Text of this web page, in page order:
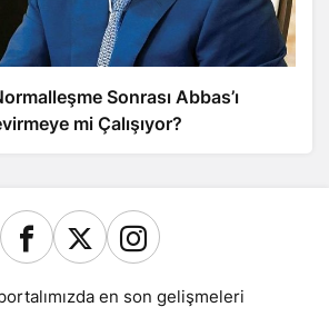
Sonrası Abbas’ı
mi Çalışıyor?
en son gelişmeleri